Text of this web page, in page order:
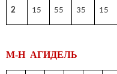
2
15
55
35
15
М-Н АГИДЕЛЬ